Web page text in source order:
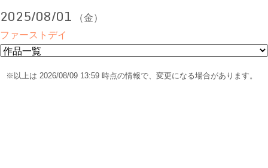
2025/08/01 （金）
ファーストデイ
※以上は 2026/08/09 13:59 時点の情報で、変更になる場合があります。